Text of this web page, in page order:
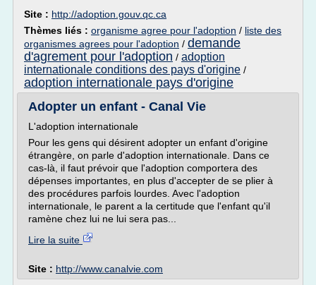
Site : http://adoption.gouv.qc.ca
Thèmes liés : organisme agree pour l'adoption / liste des
organismes agrees pour l'adoption / demande
d'agrement pour l'adoption / adoption
internationale conditions des pays d'origine /
adoption internationale pays d'origine
Adopter un enfant - Canal Vie
L'adoption internationale
Pour les gens qui désirent adopter un enfant d'origine
étrangère, on parle d'adoption internationale. Dans ce
cas-là, il faut prévoir que l'adoption comportera des
dépenses importantes, en plus d'accepter de se plier à
des procédures parfois lourdes. Avec l'adoption
internationale, le parent a la certitude que l'enfant qu'il
ramène chez lui ne lui sera pas...
Lire la suite
Site : http://www.canalvie.com